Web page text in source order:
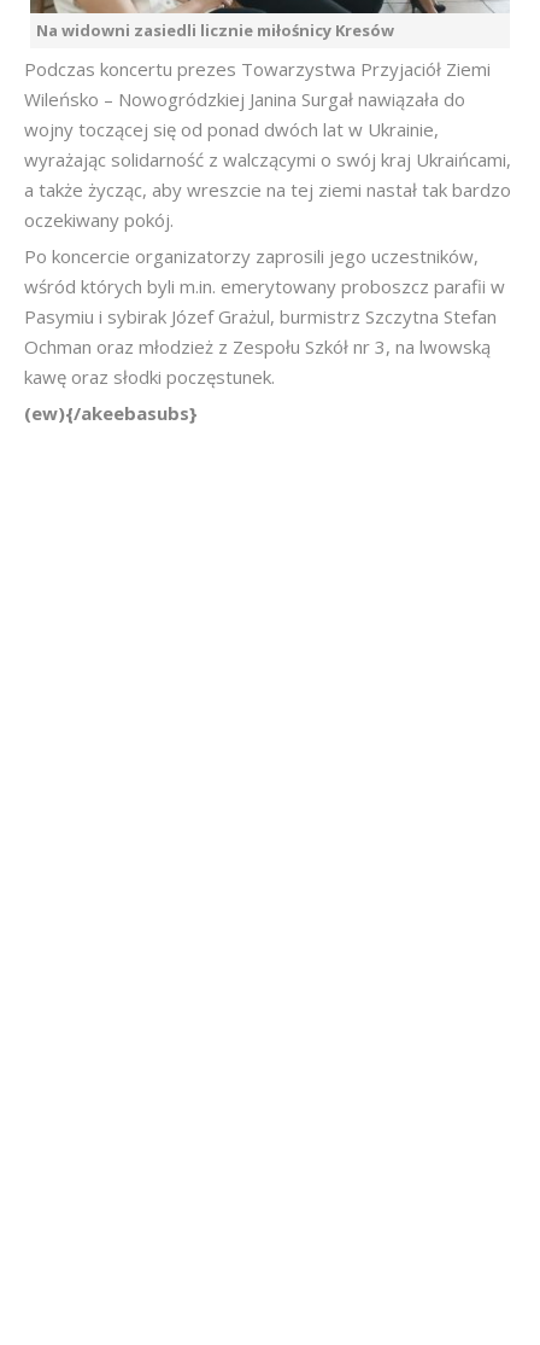
Na widowni zasiedli licznie miłośnicy Kresów
Podczas koncertu prezes Towarzystwa Przyjaciół Ziemi
Wileńsko – Nowogródzkiej Janina Surgał nawiązała do
wojny toczącej się od ponad dwóch lat w Ukrainie,
wyrażając solidarność z walczącymi o swój kraj Ukraińcami,
a także życząc, aby wreszcie na tej ziemi nastał tak bardzo
oczekiwany pokój.
Po koncercie organizatorzy zaprosili jego uczestników,
wśród których byli m.in. emerytowany proboszcz parafii w
Pasymiu i sybirak Józef Grażul, burmistrz Szczytna Stefan
Ochman oraz młodzież z Zespołu Szkół nr 3, na lwowską
kawę oraz słodki poczęstunek.
(ew){/akeebasubs}